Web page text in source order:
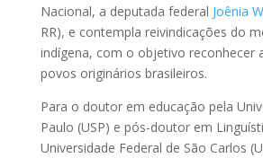
Nacional, a deputada federal Joênia
RR), e contempla reivindicações do
indígena, com o objetivo reconhecer
povos originários brasileiros.
Para o doutor em educação pela
Paulo (USP) e pós-doutor em
Universidade Federal de São Carlos